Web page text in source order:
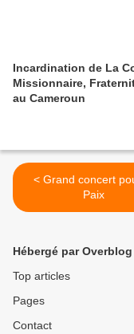
Incardination de La
Missionnaire,
au Cameroun
< Grand concert pour la
Paix
Hébergé par Overblog
Top articles
Pages
Contact